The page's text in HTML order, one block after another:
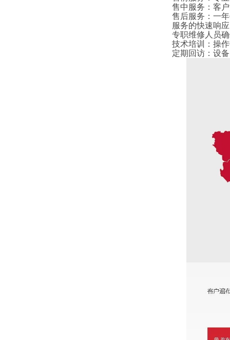
售中服务 ： 客
售后服务 ： 一
服务的快速响应
专职维修人员
技术培训
： 操
定期回访 ： 设